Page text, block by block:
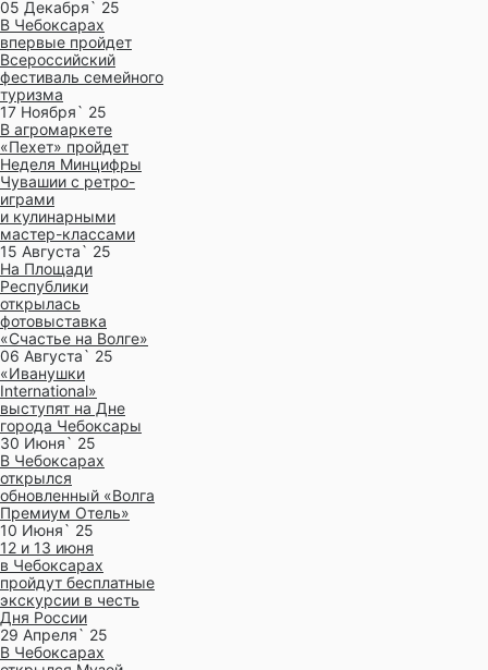
05 Декабря` 25
В Чебоксарах
впервые пройдет
Всероссийский
фестиваль семейного
туризма
17 Ноября` 25
В агромаркете
«Пехет» пройдет
Неделя Минцифры
Чувашии с ретро-
играми
и кулинарными
мастер-классами
15 Августа` 25
На Площади
Республики
открылась
фотовыставка
«Счастье на Волге»
06 Августа` 25
«Иванушки
International»
выступят на Дне
города Чебоксары
30 Июня` 25
В Чебоксарах
открылся
обновленный «Волга
Премиум Отель»
10 Июня` 25
12 и 13 июня
в Чебоксарах
пройдут бесплатные
экскурсии в честь
Дня России
29 Апреля` 25
В Чебоксарах